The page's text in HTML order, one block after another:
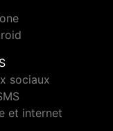
sociaux
et internet